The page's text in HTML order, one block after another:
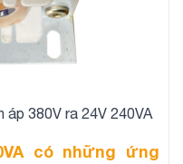
áp 380V ra 24V 240VA
có những ứng